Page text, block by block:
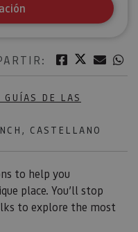
Facebook
Twitter
GUÍAS DE LAS
CASTELLANO
to help you
place. You’ll stop
to explore the most